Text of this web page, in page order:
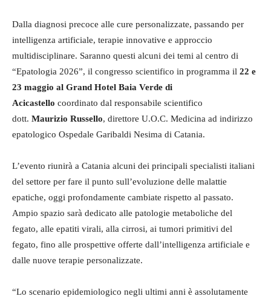
Dalla diagnosi precoce alle cure personalizzate, passando per
intelligenza artificiale, terapie innovative e approccio
multidisciplinare. Saranno questi alcuni dei temi al centro di
“Epatologia 2026”, il congresso scientifico in programma il 22 e
23 maggio al Grand Hotel Baia Verde di
Acicastello coordinato dal responsabile scientifico
dott. Maurizio Russello, direttore U.O.C. Medicina ad indirizzo
epatologico Ospedale Garibaldi Nesima di Catania.
L’evento riunirà a Catania alcuni dei principali specialisti italiani
del settore per fare il punto sull’evoluzione delle malattie
epatiche, oggi profondamente cambiate rispetto al passato.
Ampio spazio sarà dedicato alle patologie metaboliche del
fegato, alle epatiti virali, alla cirrosi, ai tumori primitivi del
fegato, fino alle prospettive offerte dall’intelligenza artificiale e
dalle nuove terapie personalizzate.
“Lo scenario epidemiologico negli ultimi anni è assolutamente